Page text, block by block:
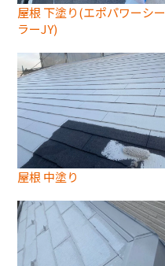
屋根 下塗り(エポパワーシー
ラーJY)
屋根 中塗り